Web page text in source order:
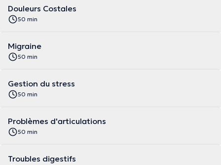
Douleurs Costales
50 min
Migraine
50 min
Gestion du stress
50 min
Problèmes d'articulations
50 min
Troubles digestifs